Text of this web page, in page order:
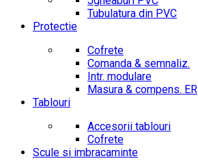
Tubulatura din PVC
Protectie
Cofrete
Comanda & semnaliz.
Intr. modulare
Masura & compens. ER
Tablouri
Accesorii tablouri
Cofrete
Scule si imbracaminte